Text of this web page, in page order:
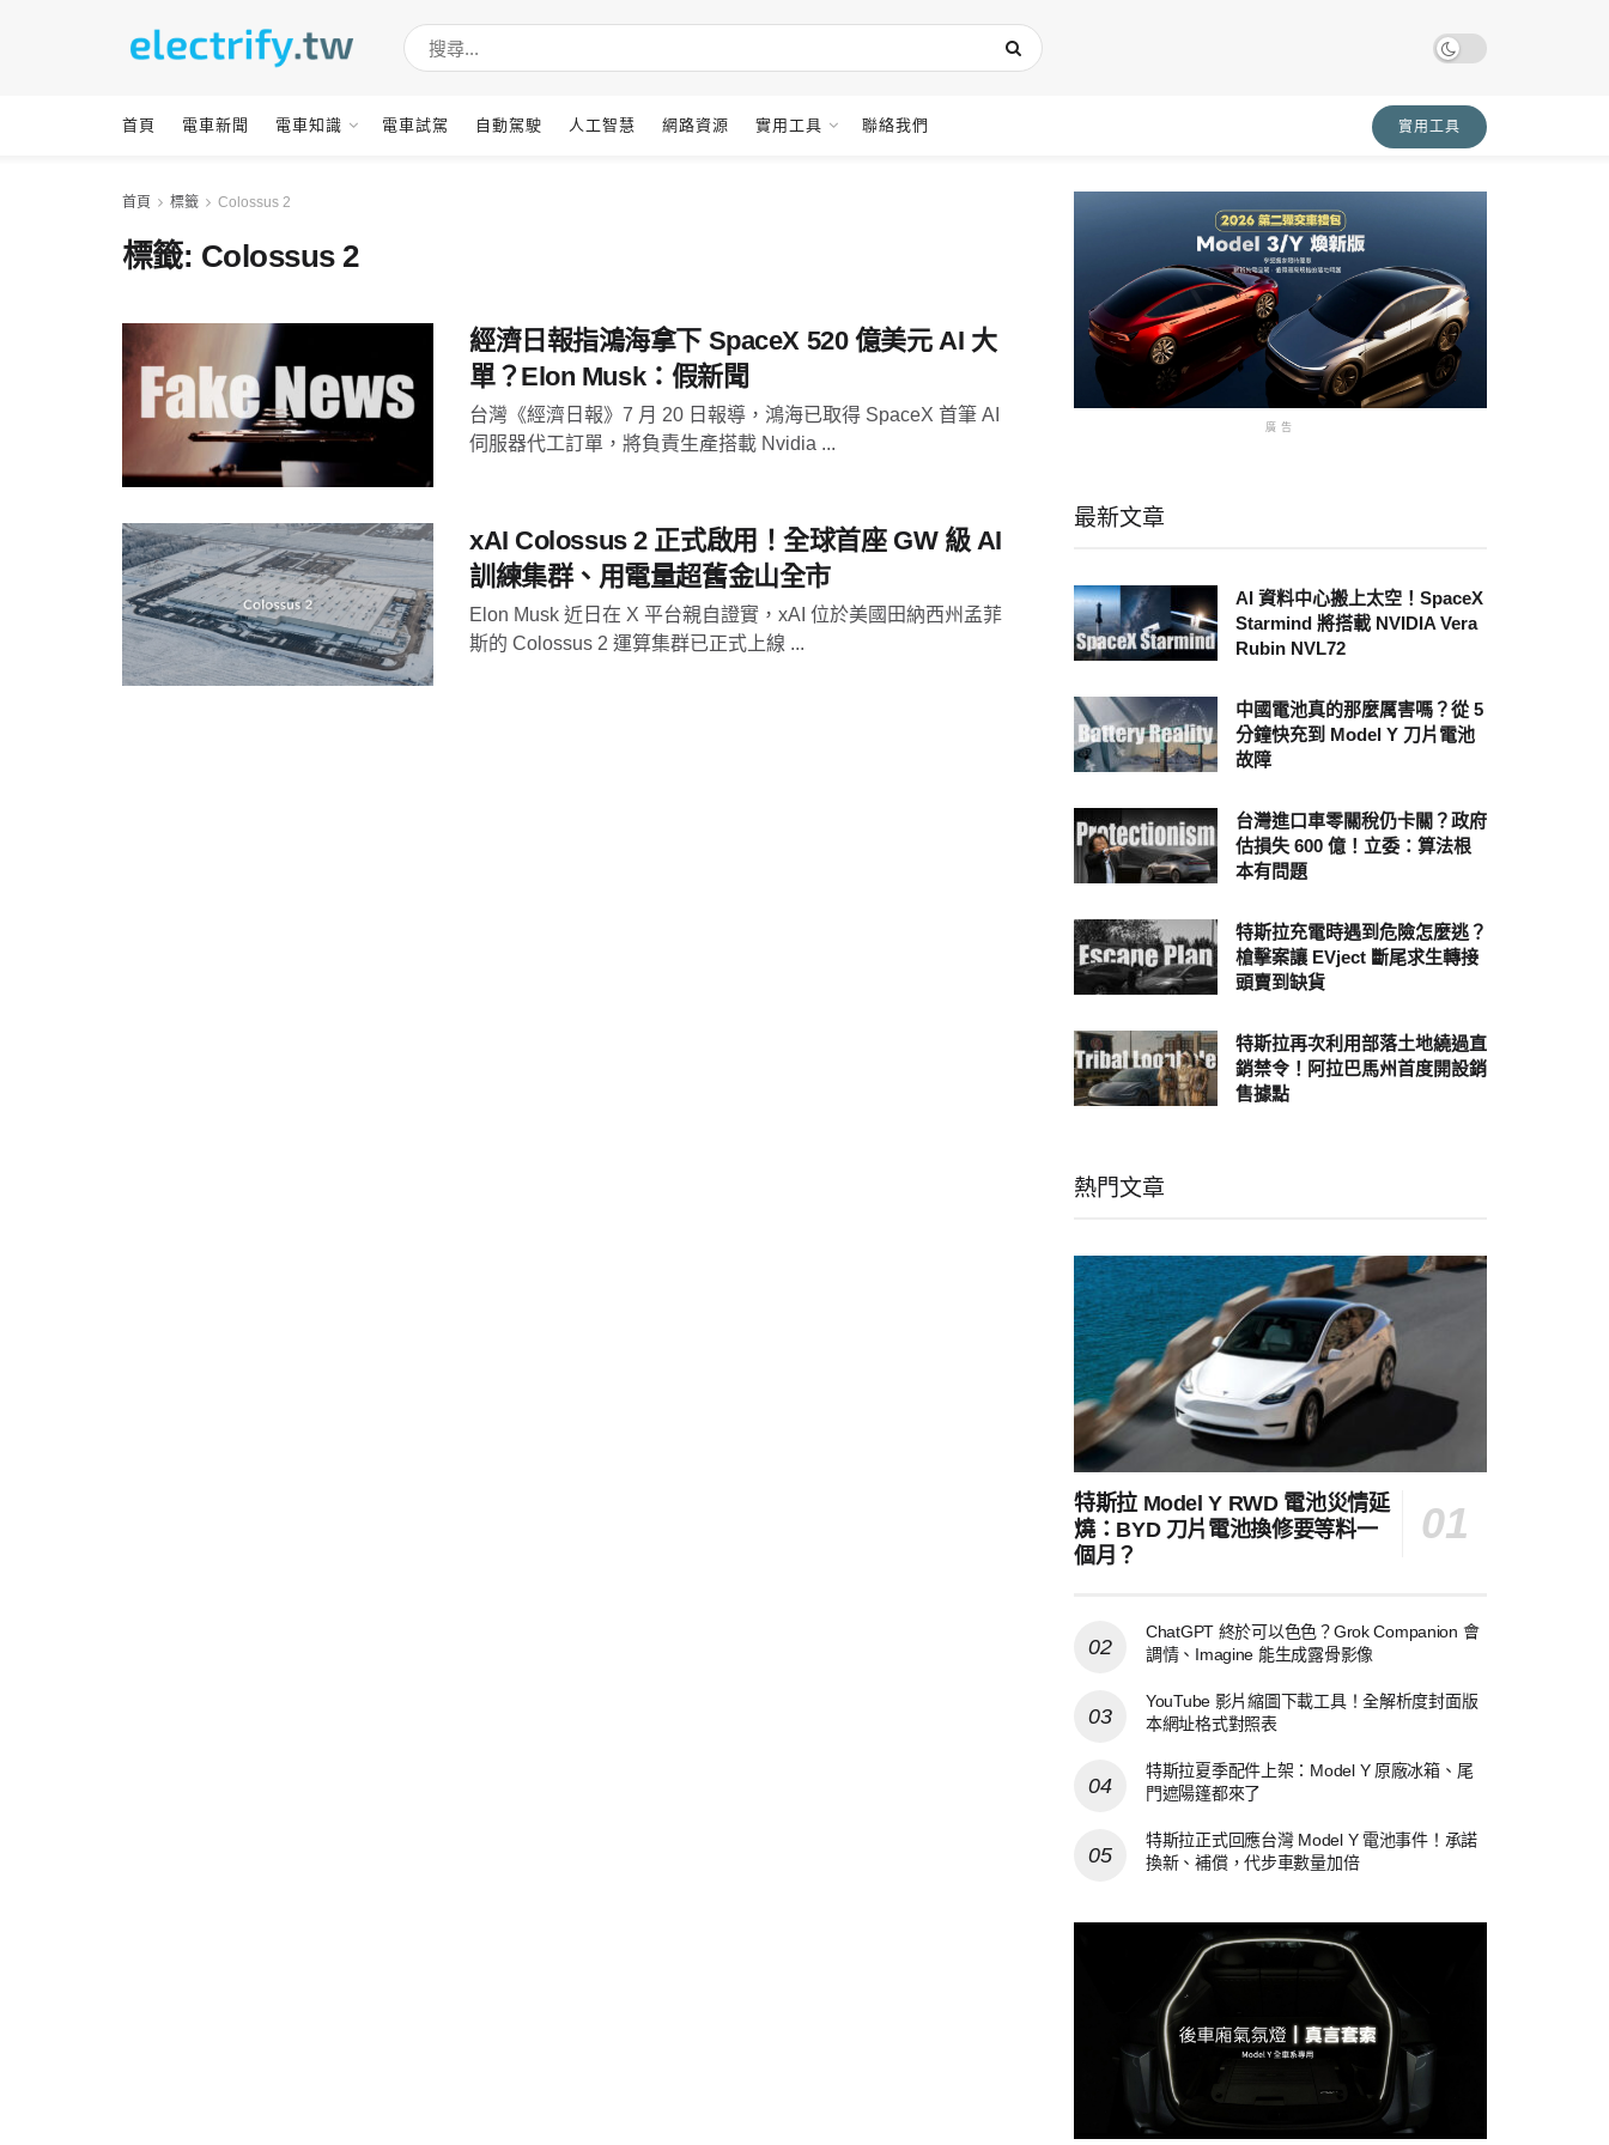
首頁 電車新聞 電車知識 電車試駕 自動駕駛 人工智慧 網路資源 實用工具 聯絡我們 實用工具
首頁 標籤 Colossus 2
標籤: Colossus 2
經濟日報指鴻海拿下 SpaceX 520 億美元 AI 大
單？Elon Musk：假新聞
台灣《經濟日報》7 月 20 日報導，鴻海已取得 SpaceX 首筆 AI
伺服器代工訂單，將負責生產搭載 Nvidia ...
xAI Colossus 2 正式啟用！全球首座 GW 級 AI
訓練集群、用電量超舊金山全市
Elon Musk 近日在 X 平台親自證實，xAI 位於美國田納西州孟菲
斯的 Colossus 2 運算集群已正式上線 ...
廣告
最新文章
AI 資料中心搬上太空！SpaceX
Starmind 將搭載 NVIDIA Vera
Rubin NVL72
中國電池真的那麼厲害嗎？從 5
分鐘快充到 Model Y 刀片電池
故障
台灣進口車零關稅仍卡關？政府
估損失 600 億！立委：算法根
本有問題
特斯拉充電時遇到危險怎麼逃？
槍擊案讓 EVject 斷尾求生轉接
頭賣到缺貨
特斯拉再次利用部落土地繞過直
銷禁令！阿拉巴馬州首度開設銷
售據點
熱門文章
特斯拉 Model Y RWD 電池災情延
燒：BYD 刀片電池換修要等料一
個月？
ChatGPT 終於可以色色？Grok Companion 會
調情、Imagine 能生成露骨影像
YouTube 影片縮圖下載工具！全解析度封面版
本網址格式對照表
特斯拉夏季配件上架：Model Y 原廠冰箱、尾
門遮陽篷都來了
特斯拉正式回應台灣 Model Y 電池事件！承諾
換新、補償，代步車數量加倍